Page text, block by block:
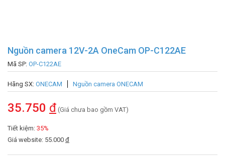
Nguồn camera 12V-2A OneCam OP-C122AE
Mã SP: OP-C122AE
Hãng SX: ONECAM Nguồn camera ONECAM
35.750 đ (Giá chưa bao gồm VAT)
Tiết kiệm: 35%
Giá website: 55.000 đ